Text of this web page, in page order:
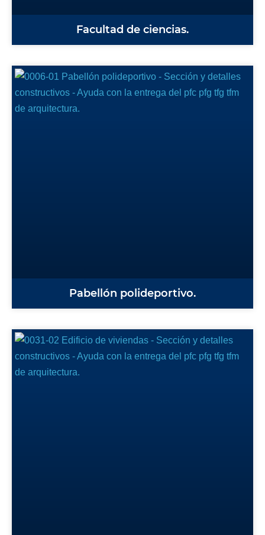
Facultad de ciencias.
Pabellón polideportivo.